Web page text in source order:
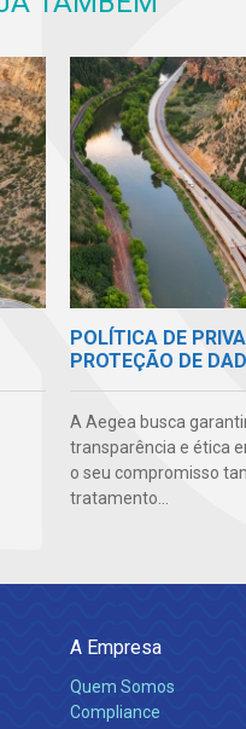
POLÍTICA DE
PROTEÇÃO DE
A Aegea busca
transparência e ética
o seu compromisso
tratamento...
A Empresa
Quem Somos
Compliance